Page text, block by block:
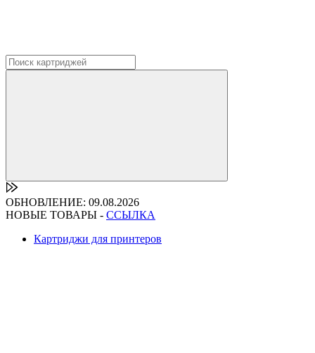
ОБНОВЛЕНИЕ: 09.08.2026
НОВЫЕ ТОВАРЫ - ССЫЛКА
Картриджи для принтеров